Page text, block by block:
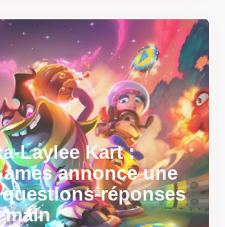
Laylee Kart :
annonce une
réponses